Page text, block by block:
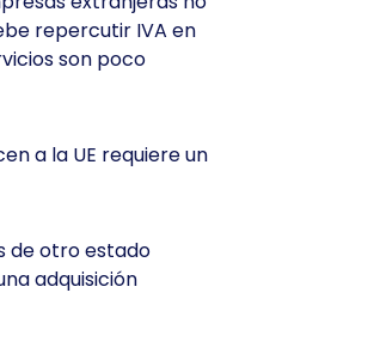
repercutir IVA en
son poco
a la UE requiere un
de otro estado
adquisición